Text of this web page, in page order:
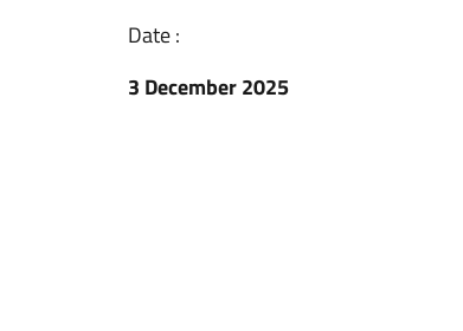
Date :
3 December 2025